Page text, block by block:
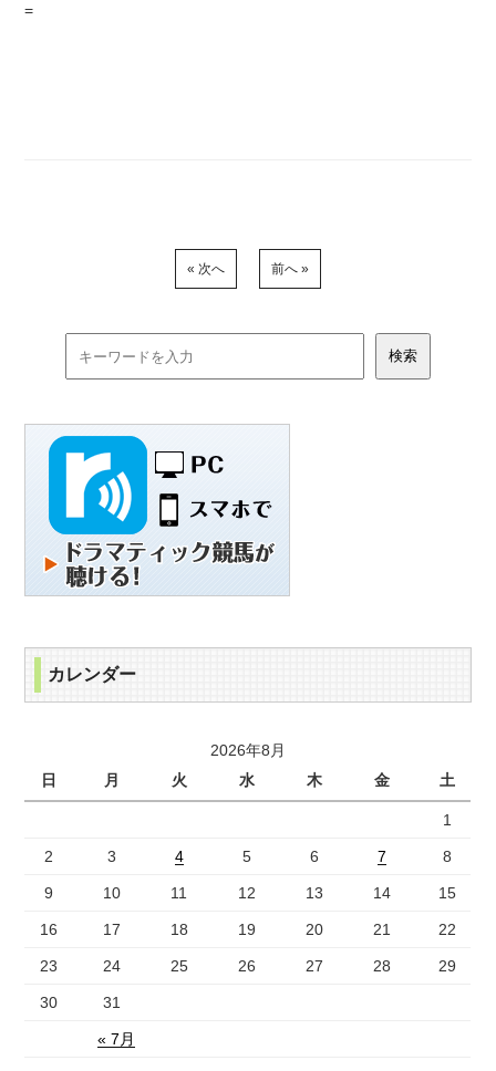
=
« 次へ 前へ »
カレンダー
2026年8月
日
月 火 水 木 金 土
« 7月
1
2 3 4 5 6 7 8
9 10 11 12 13 14 15
16 17 18 19 20 21 22
23 24 25 26 27 28 29
30 31